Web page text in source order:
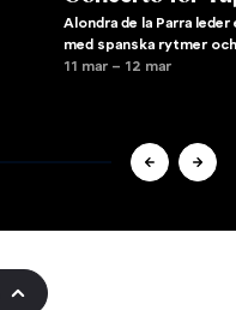
Alondra de la Parra
med spanska rytmer
11 mar – 12 mar